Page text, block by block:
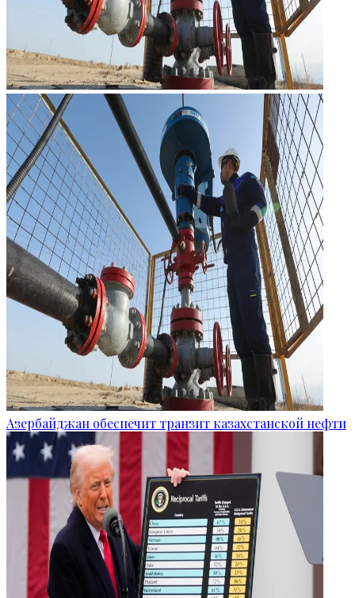
Азербайджан обеспечит транзит казахстанской нефти